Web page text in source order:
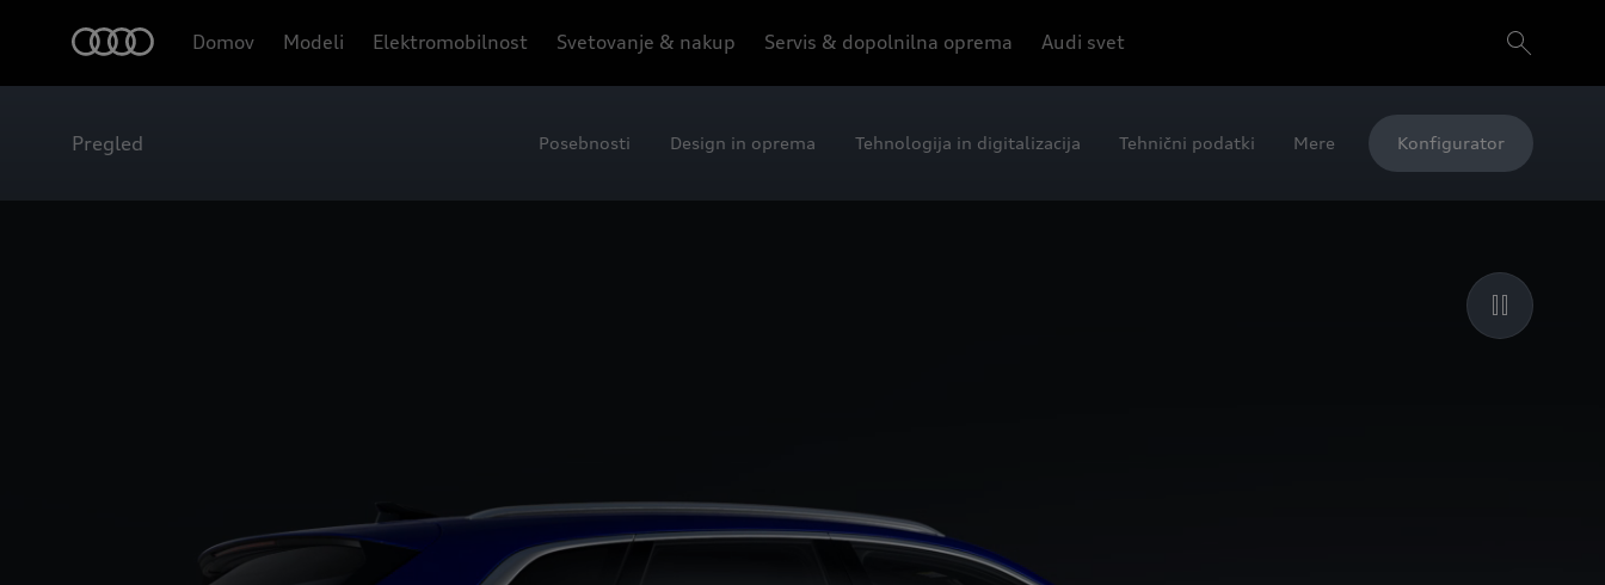
Domov Modeli Elektromobilnost Svetovanje & nakup Servis & dopolnilna oprema Audi svet
Pregled Posebnosti Design in oprema Tehnologija in digitalizacija Tehnični podatki Mere Konfigurator